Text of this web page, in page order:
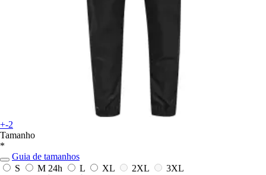
+-2
Tamanho
*
Guia de tamanhos
S
M 24h L XL 2XL
3XL